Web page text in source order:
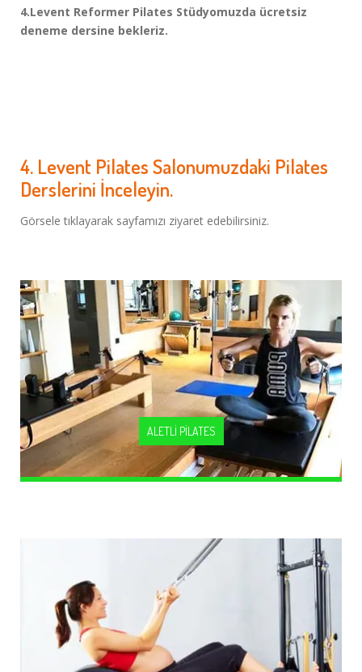
4.Levent Reformer Pilates Stüdyomuzda ücretsiz
deneme dersine bekleriz.
4. Levent Pilates Salonumuzdaki Pilates
Derslerini İnceleyin.
Görsele tıklayarak sayfamızı ziyaret edebilirsiniz.
ALETLİ PİLATES
Sayfayı Ziyaret Edin